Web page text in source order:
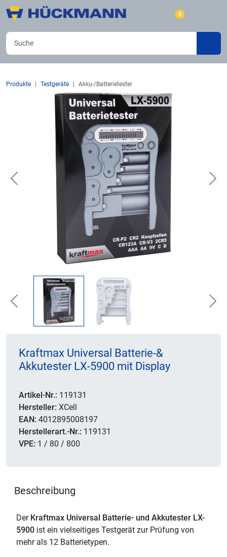
0
Produkte Testgeräte Akku-/Batterietester
Previous
Previous
Kraftmax Universal Batterie-&
Akkutester LX-5900 mit Display
Artikel-Nr.: 119131
Hersteller: XCell
EAN: 4012895008197
Herstellerart.-Nr.: 119131
VPE: 1 / 80 / 800
Beschreibung
Der Kraftmax Universal Batterie- und Akkutester LX-
5900 ist ein vielseitiges Testgerät zur Prüfung von
mehr als 12 Batterietypen.